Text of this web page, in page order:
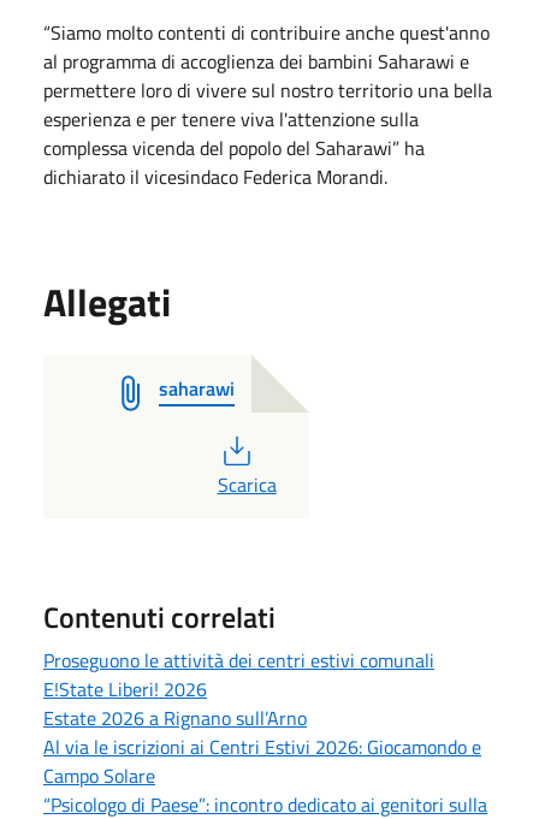
“Siamo molto contenti di contribuire anche quest'anno
al programma di accoglienza dei bambini Saharawi e
permettere loro di vivere sul nostro territorio una bella
esperienza e per tenere viva l'attenzione sulla
complessa vicenda del popolo del Saharawi” ha
dichiarato il vicesindaco Federica Morandi.
Allegati
saharawi
PDF
Scarica
Contenuti correlati
Proseguono le attività dei centri estivi comunali
E!State Liberi! 2026
Estate 2026 a Rignano sull’Arno
Al via le iscrizioni ai Centri Estivi 2026: Giocamondo e
Campo Solare
“Psicologo di Paese”: incontro dedicato ai genitori sulla